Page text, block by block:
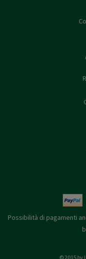
Possibilità di pagamenti
© 2015 by